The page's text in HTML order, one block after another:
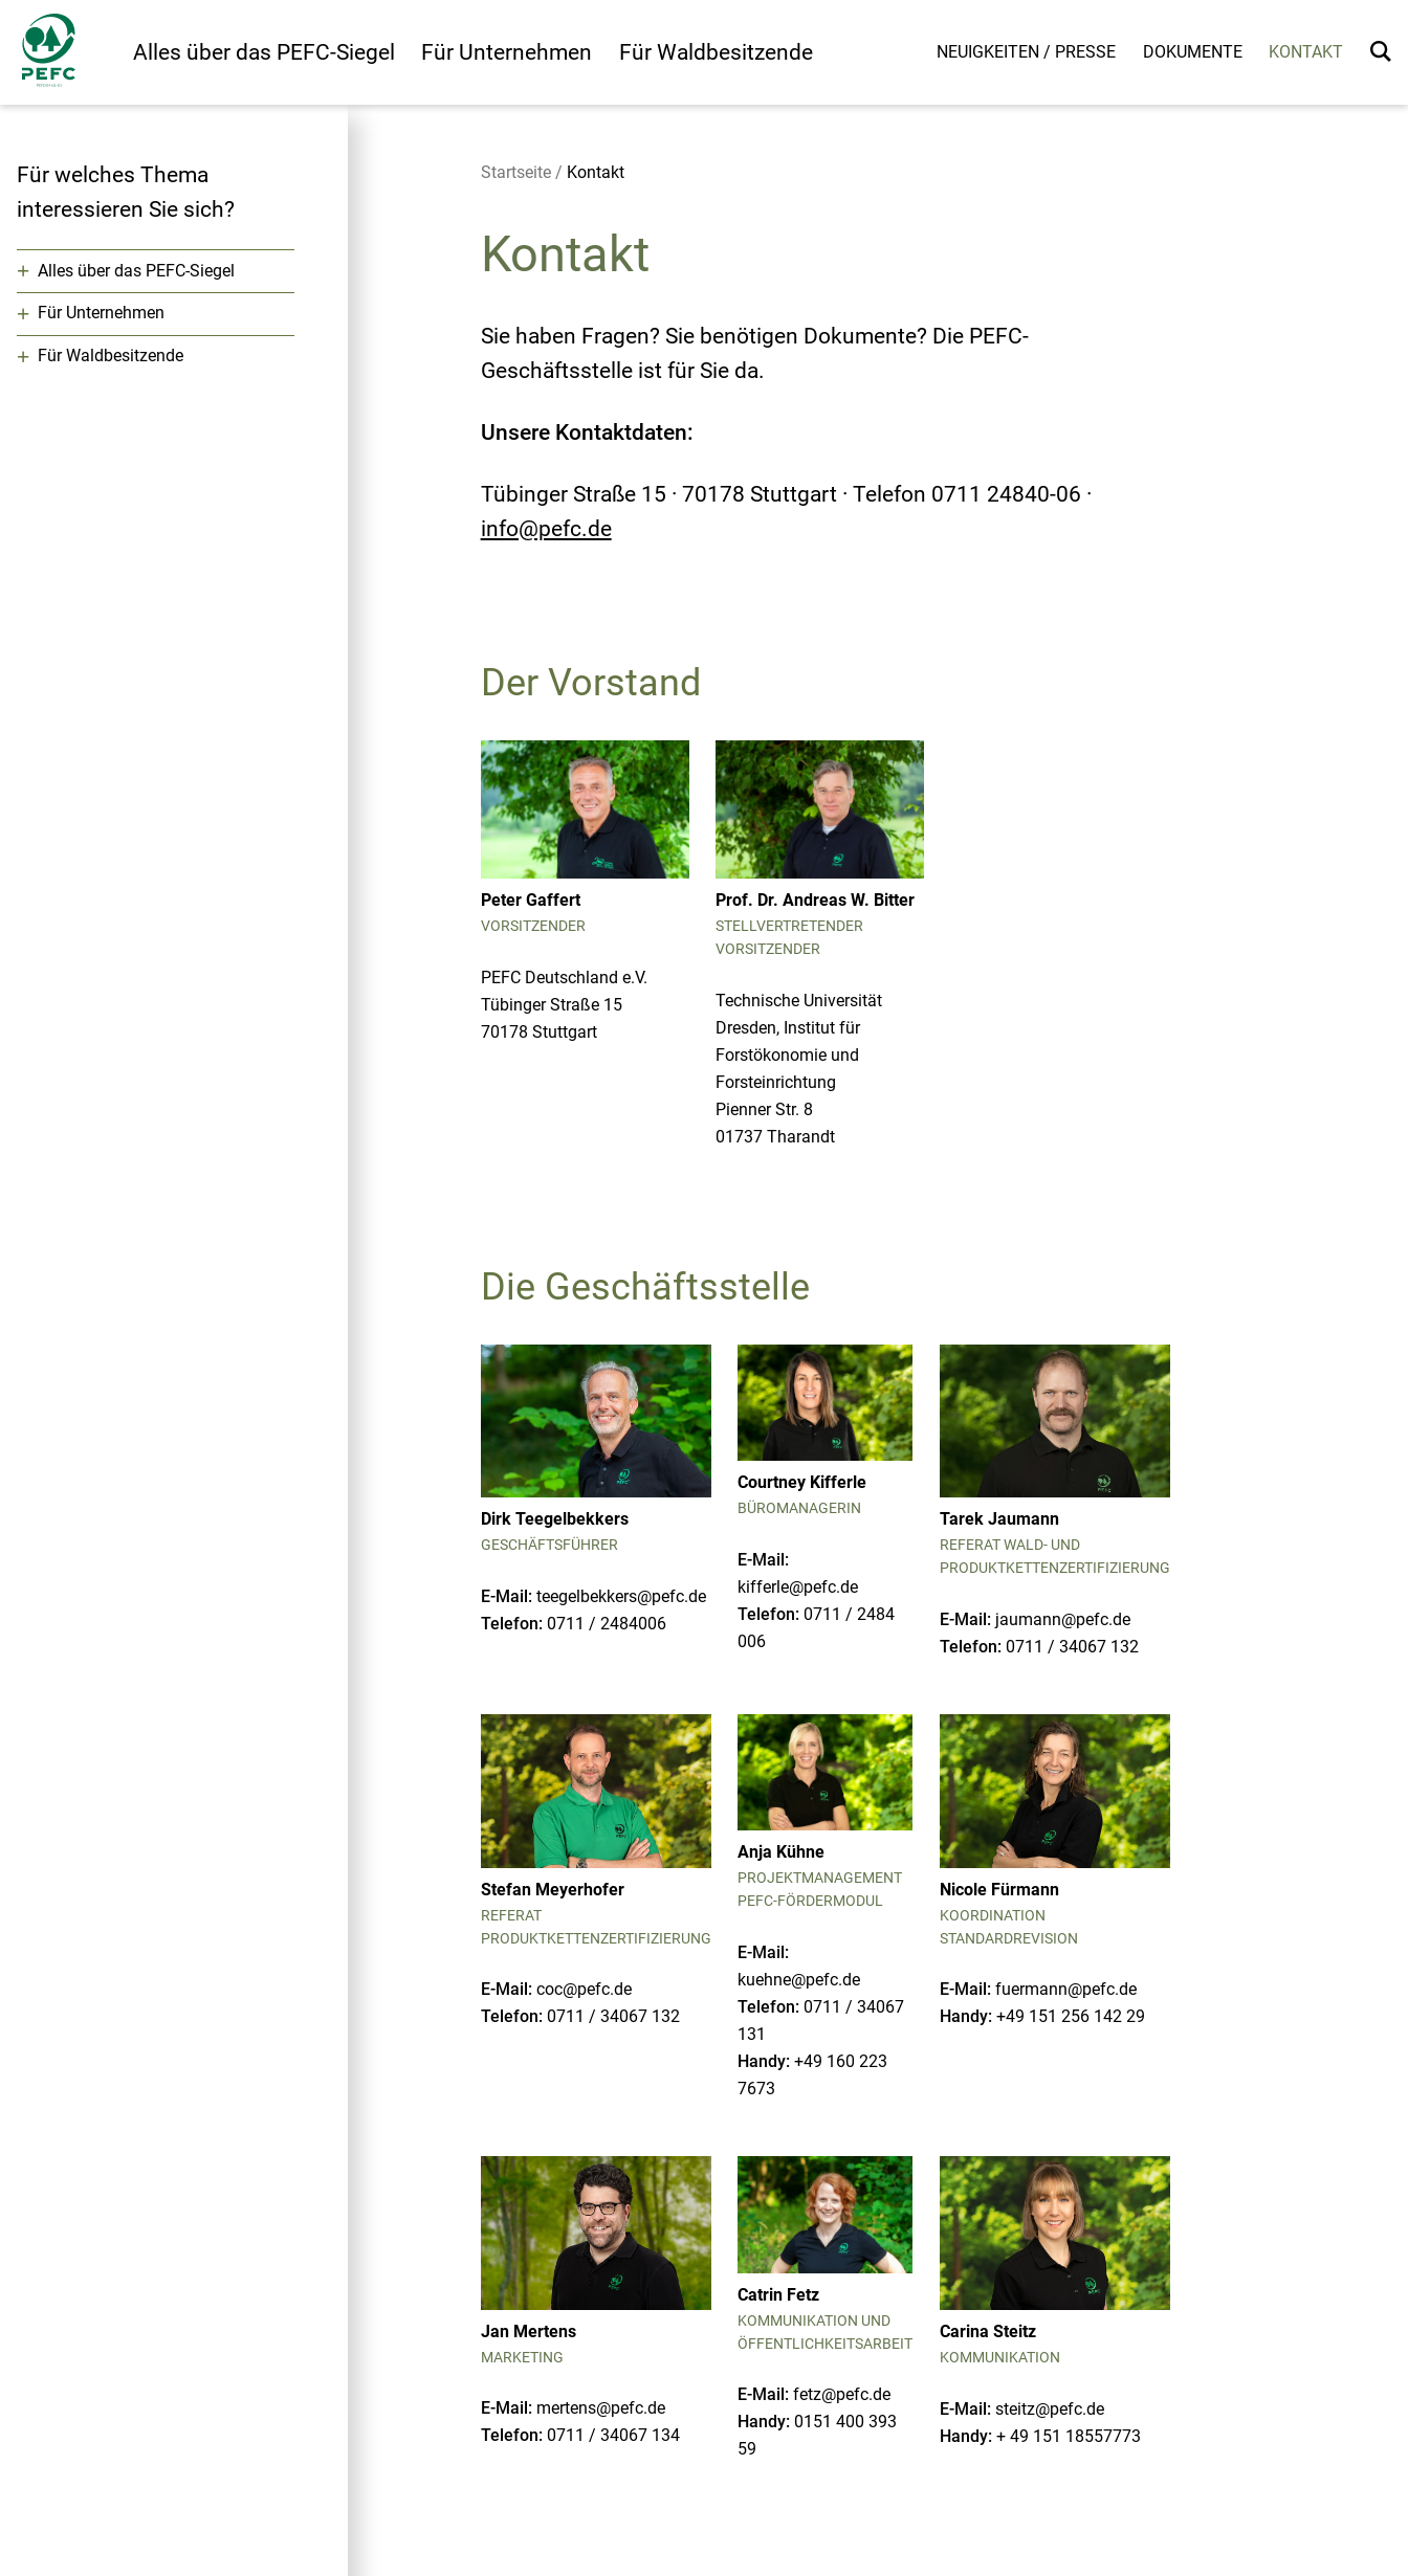
Alles über das PEFC-Siegel Für Unternehmen Für Waldbesitzende NEUIGKEITEN / PRESSE DOKUMENTE KONTAKT
Für welches Thema
interessieren Sie sich?
+ Alles über das PEFC-Siegel
+ Für Unternehmen
+ Für Waldbesitzende
Startseite / Kontakt
Kontakt
Sie haben Fragen? Sie benötigen Dokumente? Die PEFC-
Geschäftsstelle ist für Sie da.
Unsere Kontaktdaten:
Tübinger Straße 15 · 70178 Stuttgart · Telefon 0711 24840-06 ·
info@pefc.de
Der Vorstand
Peter Gaffert
VORSITZENDER
PEFC Deutschland e.V.
Tübinger Straße 15
70178 Stuttgart
Prof. Dr. Andreas W. Bitter
STELLVERTRETENDER
VORSITZENDER
Technische Universität
Dresden, Institut für
Forstökonomie und
Forsteinrichtung
Pienner Str. 8
01737 Tharandt
Die Geschäftsstelle
Dirk Teegelbekkers
GESCHÄFTSFÜHRER
E-Mail: teegelbekkers@pefc.de
Telefon: 0711 / 2484006
Courtney Kifferle
BÜROMANAGERIN
E-Mail:
kifferle@pefc.de
Telefon: 0711 / 2484
006
Tarek Jaumann
REFERAT WALD- UND
PRODUKTKETTENZERTIFIZIERUNG
E-Mail: jaumann@pefc.de
Telefon: 0711 / 34067 132
Stefan Meyerhofer
REFERAT
PRODUKTKETTENZERTIFIZIERUNG
E-Mail: coc@pefc.de
Telefon: 0711 / 34067 132
Anja Kühne
PROJEKTMANAGEMENT
PEFC-FÖRDERMODUL
E-Mail:
kuehne@pefc.de
Telefon: 0711 / 34067
131
Handy: +49 160 223
7673
Nicole Fürmann
KOORDINATION
STANDARDREVISION
E-Mail: fuermann@pefc.de
Handy: +49 151 256 142 29
Jan Mertens
MARKETING
E-Mail: mertens@pefc.de
Telefon: 0711 / 34067 134
Catrin Fetz
KOMMUNIKATION UND
ÖFFENTLICHKEITSARBEIT
E-Mail: fetz@pefc.de
Handy: 0151 400 393
59
Carina Steitz
KOMMUNIKATION
E-Mail: steitz@pefc.de
Handy: + 49 151 18557773